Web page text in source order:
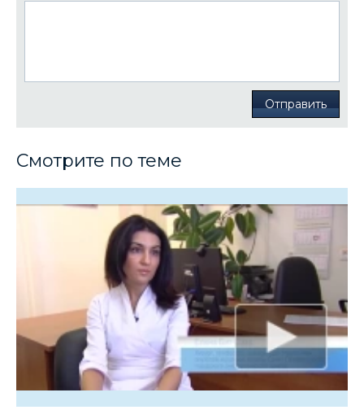
Отправить
Смотрите по теме